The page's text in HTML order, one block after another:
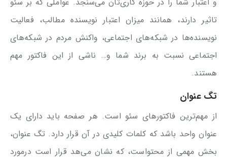
تاثیر دارند، همانند میزان اعتبار نویسنده مطالب، فعالیت
نویسنده‌ها در شبکه‌های اجتماعی، واکنش مردم در شبکه‌های
اجتماعی نسبت به برند شما و… ناشی از این فاکتور مهم
هستند.
تگ عنوان
از مهم‌ترین فاکتورهای سئو است. هر صفحه باید دارای یک
عنوان واحد باشد که کلمات کلیدی در آن قرار دارد. تگ عنوان،
بخش مهمی از محتواست، که نشان می‌هد قرار است درمورد